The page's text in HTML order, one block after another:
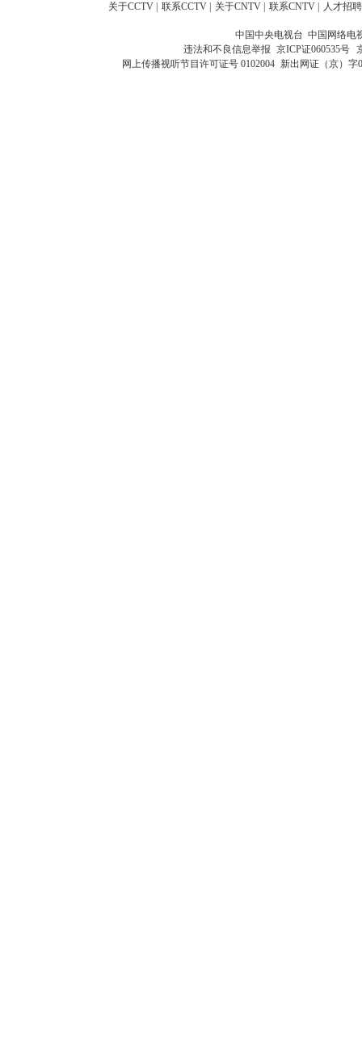
关于CCTV 联系CCTV 关于CNTV 联系CNTV 人才招聘
中国中央电视台 中国网络电
违法和不良信息举报 京ICP证060535号
网上传播视听节目许可证号 0102004 新出网证（京）